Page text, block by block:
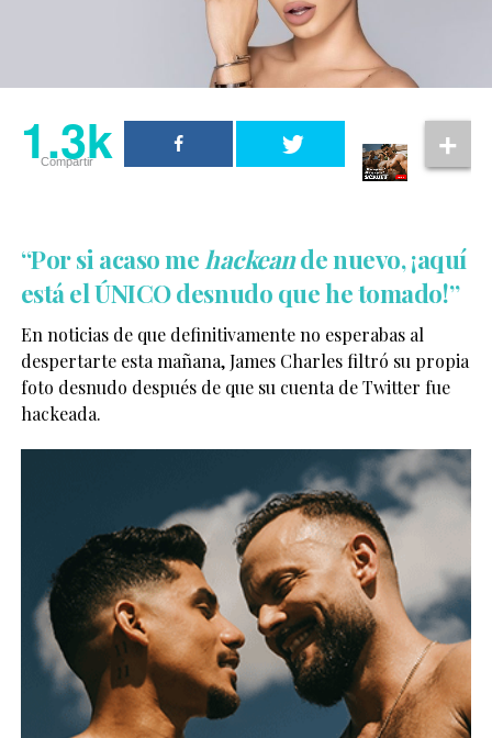
1.3k
Compartir
“Por si acaso mehackeande nuevo, ¡aquí
está el ÚNICO desnudo que he tomado!”
En noticias de que definitivamente no esperabas al
despertarte esta mañana, James Charles filtró su propia
foto desnudo después de que su cuenta de Twitter fue
hackeada.